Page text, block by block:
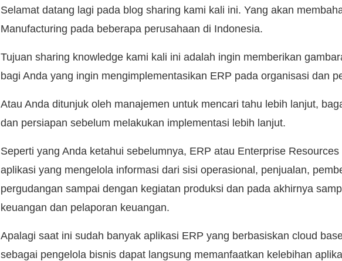
Selamat datang lagi pada blog sharing kami kali ini. Yang akan
Manufacturing pada beberapa perusahaan di Indonesia.
Tujuan sharing knowledge kami kali ini adalah ingin memberikan
bagi Anda yang ingin mengimplementasikan ERP pada organisasi dan
Atau Anda ditunjuk oleh manajemen untuk mencari tahu lebih lanjut,
dan persiapan sebelum melakukan implementasi lebih lanjut.
Seperti yang Anda ketahui sebelumnya, ERP atau Enterprise
aplikasi yang mengelola informasi dari sisi operasional, penjualan,
pergudangan sampai dengan kegiatan produksi dan pada akhirnya
keuangan dan pelaporan keuangan.
Apalagi saat ini sudah banyak aplikasi ERP yang berbasiskan cloud
sebagai pengelola bisnis dapat langsung memanfaatkan kelebihan